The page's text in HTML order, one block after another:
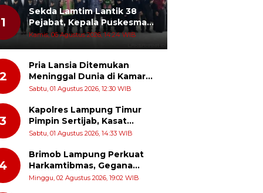
IKTA Gelar PKM di
Kepemimpinan
Menuju
Sehat Bebas
1
Sekda Lamtim Lantik 38
Pejabat, Kepala Puskesmas
Diminta Turun ke Lapangan
Kamis, 06 Agustus 2026, 14:24 WIB
2
Pria Lansia Ditemukan
Meninggal Dunia di Kamar
Penginapan Wisma Mataram
Sabtu, 01 Agustus 2026, 12:30 WIB
3
Kapolres Lampung Timur
Pimpin Sertijab, Kasat
Narkoba dan Kapolsek
Sabtu, 01 Agustus 2026, 14:33 WIB
Brimob Lampung Perkuat
Harkamtibmas, Gegana
Turun Langsung Patroli
Minggu, 02 Agustus 2026, 19:02 WIB